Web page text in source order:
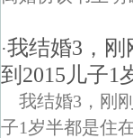
·我结婚3，
到2015儿子1
我结婚3，刚
子1岁半都是住